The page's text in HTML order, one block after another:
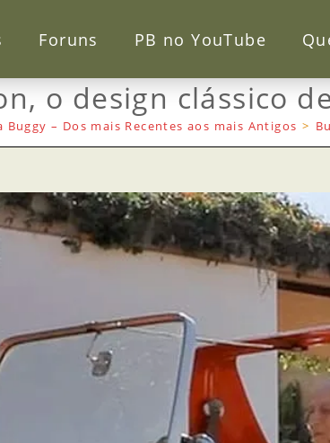
Foruns PB no YouTube
o design clássico
– Dos mais Recentes aos mais Antigos >